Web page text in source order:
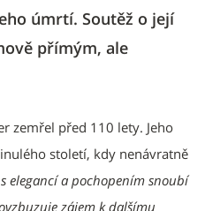
úmrtí. Soutěž o její
přímým, ale
zemřel před 110 lety. Jeho
století, kdy nenávratně
elegancí a pochopením snoubí
zájem k dalšímu